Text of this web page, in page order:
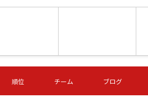
節 09/05 (土) 15:00
石人の星
-
第16節 09/05 (土) 16:00
ＡＧＦ
-
順位 チーム ブログ